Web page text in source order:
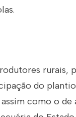
rurais,
do
como o